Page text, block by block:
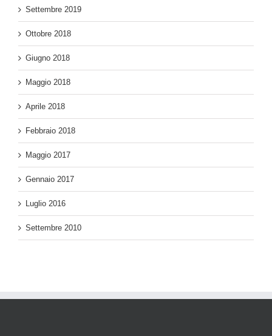
Settembre 2019
Ottobre 2018
Giugno 2018
Maggio 2018
Aprile 2018
Febbraio 2018
Maggio 2017
Gennaio 2017
Luglio 2016
Settembre 2010